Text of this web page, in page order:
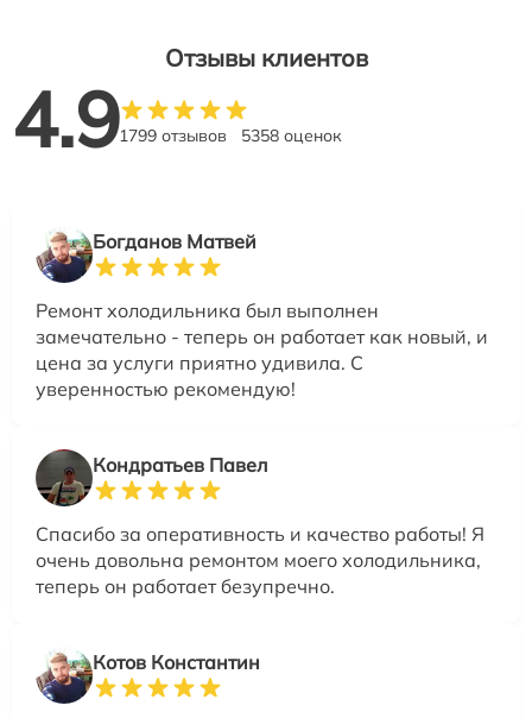
Отзывы клиентов
4.91799 отзывов 5358 оценок
Богданов Матвей
Ремонт холодильника был выполнен
замечательно - теперь он работает как новый, и
цена за услуги приятно удивила. С
уверенностью рекомендую!
Кондратьев Павел
Спасибо за оперативность и качество работы! Я
очень довольна ремонтом моего холодильника,
теперь он работает безупречно.
Котов Константин